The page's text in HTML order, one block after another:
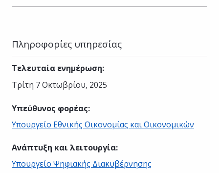
Πληροφορίες υπηρεσίας
Τελευταία ενημέρωση:
Τρίτη 7 Οκτωβρίου, 2025
Υπεύθυνος φορέας:
Υπουργείο Εθνικής Οικονομίας και Οικονομικών
Ανάπτυξη και λειτουργία:
Υπουργείο Ψηφιακής Διακυβέρνησης